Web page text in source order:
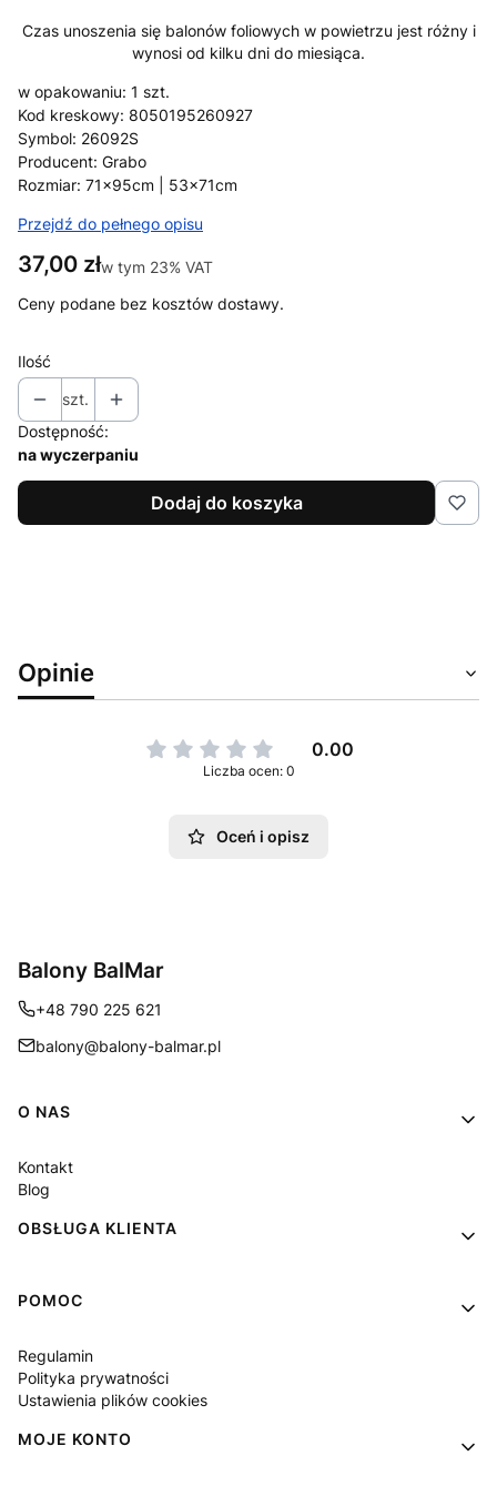
Czas unoszenia się balonów foliowych w powietrzu jest różny i
wynosi od kilku dni do miesiąca.
w opakowaniu: 1 szt.
Kod kreskowy: 8050195260927
Symbol: 26092S
Producent: Grabo
Rozmiar: 71x95cm | 53x71cm
Przejdź do pełnego opisu
Cena
37,00 złw tym 23% VAT
w tym 23% VAT
Ceny podane bez kosztów dostawy.
Ilość
szt.
Dostępność:
na wyczerpaniu
Dodaj do koszyka
Opinie
0.00
Liczba ocen: 0
Oceń i opisz
Balony BalMar
+48 790 225 621
balony@balony-balmar.pl
Linki w stopce
O NAS
Kontakt
Blog
OBSŁUGA KLIENTA
POMOC
Regulamin
Polityka prywatności
Ustawienia plików cookies
MOJE KONTO